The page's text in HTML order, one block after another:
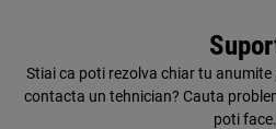
Stiai ca poti rezolva chiar tu
contacta un tehnician? Cauta
poti face.